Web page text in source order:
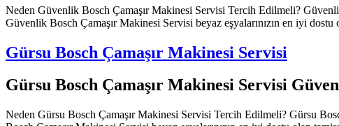
Neden Güvenlik Bosch Çamaşır Makinesi Servisi Tercih Edilmeli?
Güvenlik Bosch Çamaşır Makinesi Servisi beyaz eşyalarınızın en iyi
Gürsu Bosch Çamaşır Makinesi Servisi
Gürsu Bosch Çamaşır Makinesi Servisi
Neden Gürsu Bosch Çamaşır Makinesi Servisi Tercih Edilmeli? Gürsu